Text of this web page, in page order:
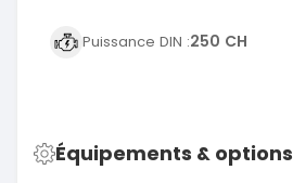
Puissance DIN :250 CH
Équipements & options